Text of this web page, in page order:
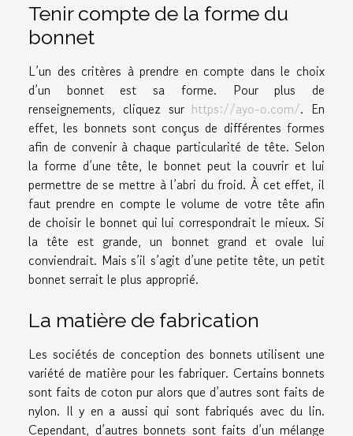
Tenir compte de la forme du
bonnet
L’un des critères à prendre en compte dans le choix
d’un bonnet est sa forme. Pour plus de
renseignements, cliquez sur https://ayo-o.com/. En
effet, les bonnets sont conçus de différentes formes
afin de convenir à chaque particularité de tête. Selon
la forme d’une tête, le bonnet peut la couvrir et lui
permettre de se mettre à l’abri du froid. À cet effet, il
faut prendre en compte le volume de votre tête afin
de choisir le bonnet qui lui correspondrait le mieux. Si
la tête est grande, un bonnet grand et ovale lui
conviendrait. Mais s’il s’agit d’une petite tête, un petit
bonnet serrait le plus approprié.
La matière de fabrication
Les sociétés de conception des bonnets utilisent une
variété de matière pour les fabriquer. Certains bonnets
sont faits de coton pur alors que d’autres sont faits de
nylon. Il y en a aussi qui sont fabriqués avec du lin.
Cependant, d’autres bonnets sont faits d’un mélange